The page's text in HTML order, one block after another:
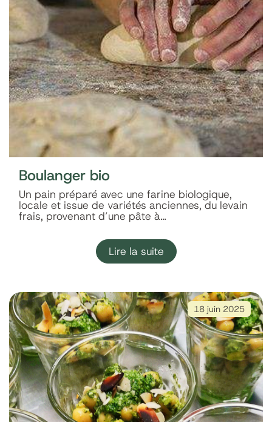
Boulanger bio
Un pain préparé avec une farine biologique,
locale et issue de variétés anciennes, du levain
frais, provenant d’une pâte à…
Lire la suite
18 juin 2025